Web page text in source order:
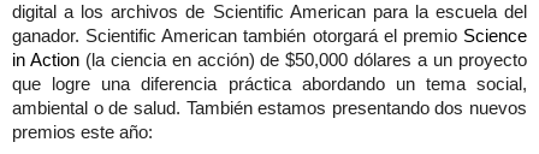
digital a los archivos de Scientific American para la escuela del
ganador. Scientific American también otorgará el premio Science
in Action(la ciencia en acción) de $50,000 dólares a un proyecto
que logre una diferencia práctica abordando un tema social,
ambiental o de salud. También estamos presentando dos nuevos
premios este año: